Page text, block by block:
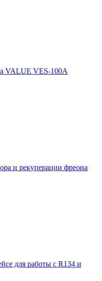
VALUE VES-100A
и рекуперации фреона
для работы с R134 и